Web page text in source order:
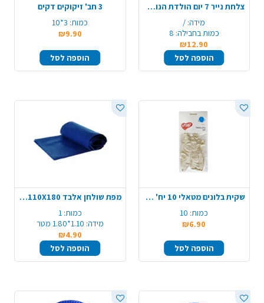
צלחת נייר 7 יום הולדת הנוקמים 8 יח' - צבעוני
מידה: /
כמות בחבילה: 8
₪12.90
הוספה לסל
3 חב' זיקוקים דקים
כמות: 3*10
₪9.90
הוספה לסל
שקית בלונים מטאלי 10 יח' - לבן
כמות: 10
₪6.90
הוספה לסל
מפת שולחן אלבד 110X180 - כחול כהה
כמות: 1
מידה: 1.10*1.80 מטר
₪4.90
הוספה לסל